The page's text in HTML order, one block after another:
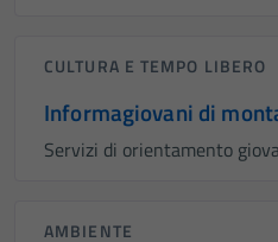
CULTURA E TEMPO LIBERO
Informagiovani di
Servizi di orientamento
AMBIENTE